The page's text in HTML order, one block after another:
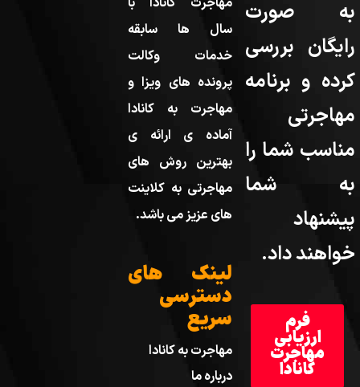
به صورت
رایگان بررسی
کرده و برنامه
مهاجرتی
مناسب شما را
به شما
پیشنهاد
خواهند داد.
فرم
ارزیابی
مهاجرت
کانادا
سال ها سابقه
خدمات وکالت
پرونده های ویزا و
مهاجرت به کانادا
آماده ی ارائه ی
بهترین روش های
مهاجرتی به کلاینت
های عزیز می باشد.
لینک های
دسترسی
سریع
مهاجرت به کانادا
درباره ما